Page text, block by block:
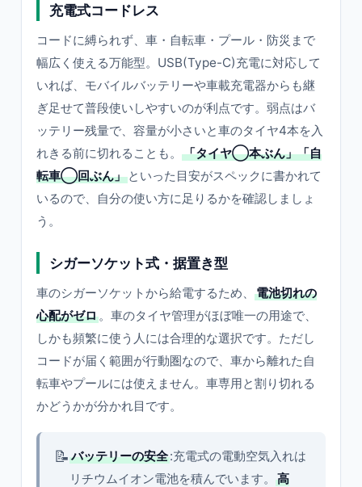
充電式コードレス
コードに縛られず、車・自転車・プール・防災まで
幅広く使える万能型。USB(Type-C)充電に対応して
いれば、モバイルバッテリーや車載充電器からも継
ぎ足せて普段使いしやすいのが利点です。弱点はバ
ッテリー残量で、容量が小さいと車のタイヤ4本を入
れきる前に切れることも。
「タイヤ◯本ぶん」「自
転車◯回ぶん」 といった目安がスペックに書かれて
いるので、自分の使い方に足りるかを確認しましょ
う。
シガーソケット式・据置き型
車のシガーソケットから給電するため、
電池切れの
心配がゼロ。車のタイヤ管理がほぼ唯一の用途で、
しかも頻繁に使う人には合理的な選択です。ただし
コードが届く範囲が行動圏なので、車から離れた自
転車やプールには使えません。車専用と割り切れる
かどうかが分かれ目です。
📝 バッテリーの安全:充電式の電動空気入れは
リチウムイオン電池を積んでいます。
高